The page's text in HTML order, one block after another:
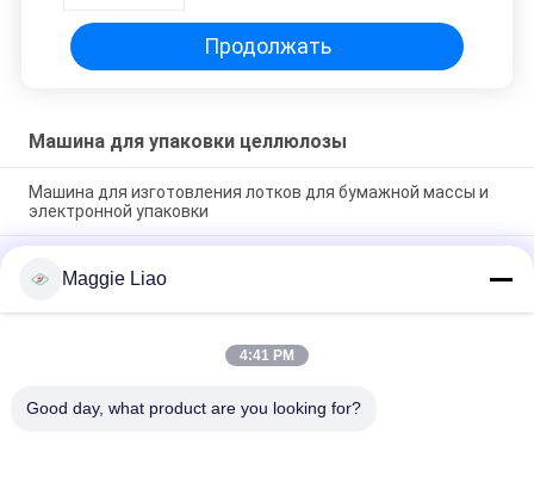
Продолжать
Машина для упаковки целлюлозы
Машина для изготовления лотков для бумажной массы и
электронной упаковки
пульпы для промышленной упаковки
изделий из бумажной массы для внутренней упаковки
электронных компонентов/ Машина для изготовления
Maggie Liao
4:41 PM
Good day, what product are you looking for?